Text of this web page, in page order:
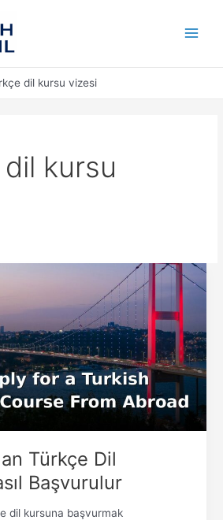
dil kursu vizesi
kursu
Türkçe Dil
Başvurulur
dil kursuna başvurmak